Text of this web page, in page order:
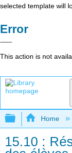
selected template will
Error
This action is not
Expand/
Home
15.10 :